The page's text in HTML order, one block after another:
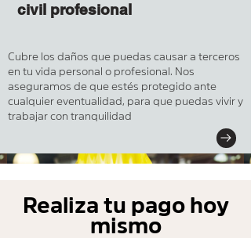
civil profesional
Cubre los daños que puedas causar a terceros
en tu vida personal o profesional. Nos
aseguramos de que estés protegido ante
cualquier eventualidad, para que puedas vivir y
trabajar con tranquilidad
Realiza tu pago hoy
mismo